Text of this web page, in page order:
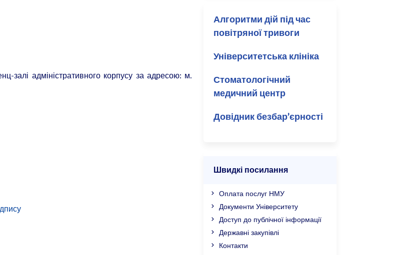
залі адміністративного корпусу за адресою: м.
Алгоритми дій під час
повітряної тривоги
Університетська клініка
Стоматологічний
медичний центр
Довідник безбар’єрності
Швидкі посилання
Оплата послуг НМУ
Документи Університету
Доступ до публічної інформації
Державні закупівлі
Контакти